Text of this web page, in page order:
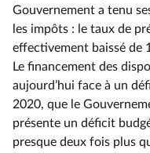
Gouvernement a tenu
les impôts : le taux de
effectivement baissé de
Le financement des
aujourd’hui face à un
2020, que le
présente un déficit
presque deux fois plus